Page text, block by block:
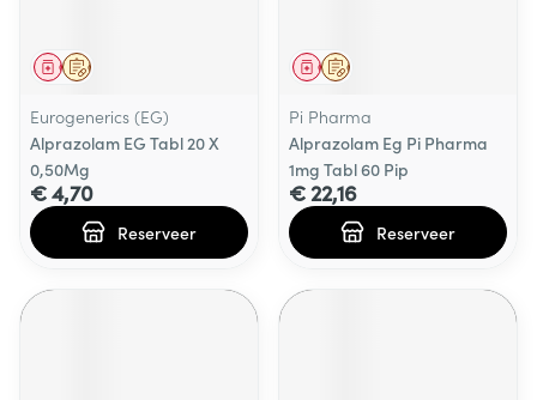
Op voorschrift
Geneesmiddel
Eurogenerics (EG)
Alprazolam EG Tabl 20 X
0,50Mg
€ 4,70
Reserveer
Op voorschrift
Geneesmiddel
Pi Pharma
Alprazolam Eg Pi Pharma
1mg Tabl 60 Pip
€ 22,16
Reserveer